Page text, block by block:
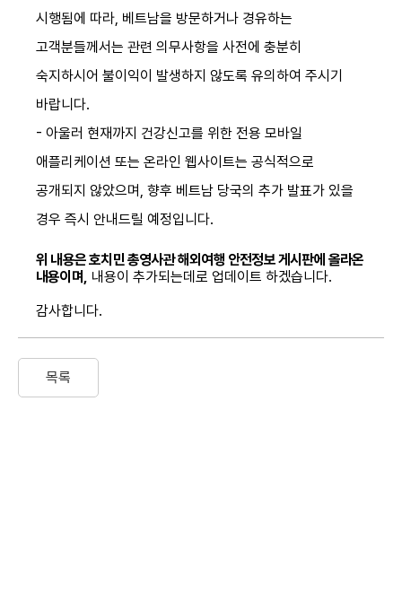
시행됨에 따라, 베트남을 방문하거나 경유하는
고객분들께서는 관련 의무사항을 사전에 충분히
숙지하시어 불이익이 발생하지 않도록 유의하여 주시기
바랍니다.
- 아울러 현재까지 건강신고를 위한 전용 모바일
애플리케이션 또는 온라인 웹사이트는 공식적으로
공개되지 않았으며, 향후 베트남 당국의 추가 발표가 있을
경우 즉시 안내드릴 예정입니다.
위 내용은 호치민 총영사관 해외여행 안전정보 게시판에 올라온
내용이며, 내용이 추가되는데로 업데이트 하겠습니다.
감사합니다.
목록